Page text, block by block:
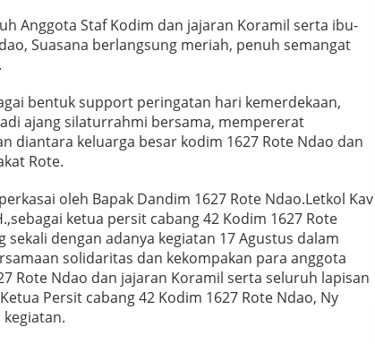
Anggota Staf Kodim dan jajaran Koramil serta ibu-
Suasana berlangsung meriah, penuh semangat
bentuk support peringatan hari kemerdekaan,
ajang silaturrahmi bersama, mempererat
diantara keluarga besar kodim 1627 Rote Ndao dan
Rote.
oleh Bapak Dandim 1627 Rote Ndao.Letkol Kav
ketua persit cabang 42 Kodim 1627 Rote
sekali dengan adanya kegiatan 17 Agustus dalam
solidaritas dan kekompakan para anggota
Rote Ndao dan jajaran Koramil serta seluruh lapisan
Persit cabang 42 Kodim 1627 Rote Ndao, Ny